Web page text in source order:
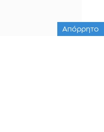
Απόρρητο